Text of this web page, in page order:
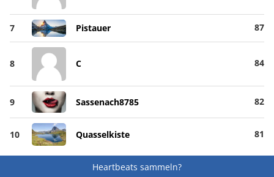
7 Pistauer 87
8 C 84
9 Sassenach8785 82
10 Quasselkiste 81
Heartbeats sammeln?